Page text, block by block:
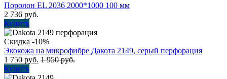
Поролон EL 2036 2000*1000 100 мм
2 736 руб.
Купить
Скидка -10%
Экокожа на микрофибре Дакота 2149, серый перфорация
1 750 руб. 1 950руб.
Купить